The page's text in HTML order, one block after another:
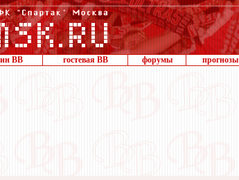
ВВ гостевая ВВ форумы прогнозы